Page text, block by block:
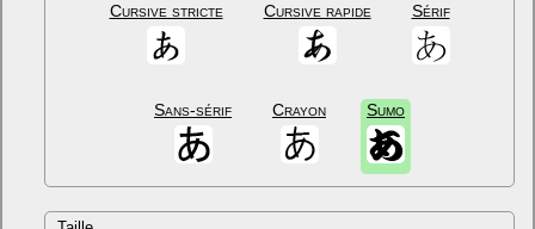
Cursive stricte Cursive rapide Sérif
Sans-sérif Crayon Sumo